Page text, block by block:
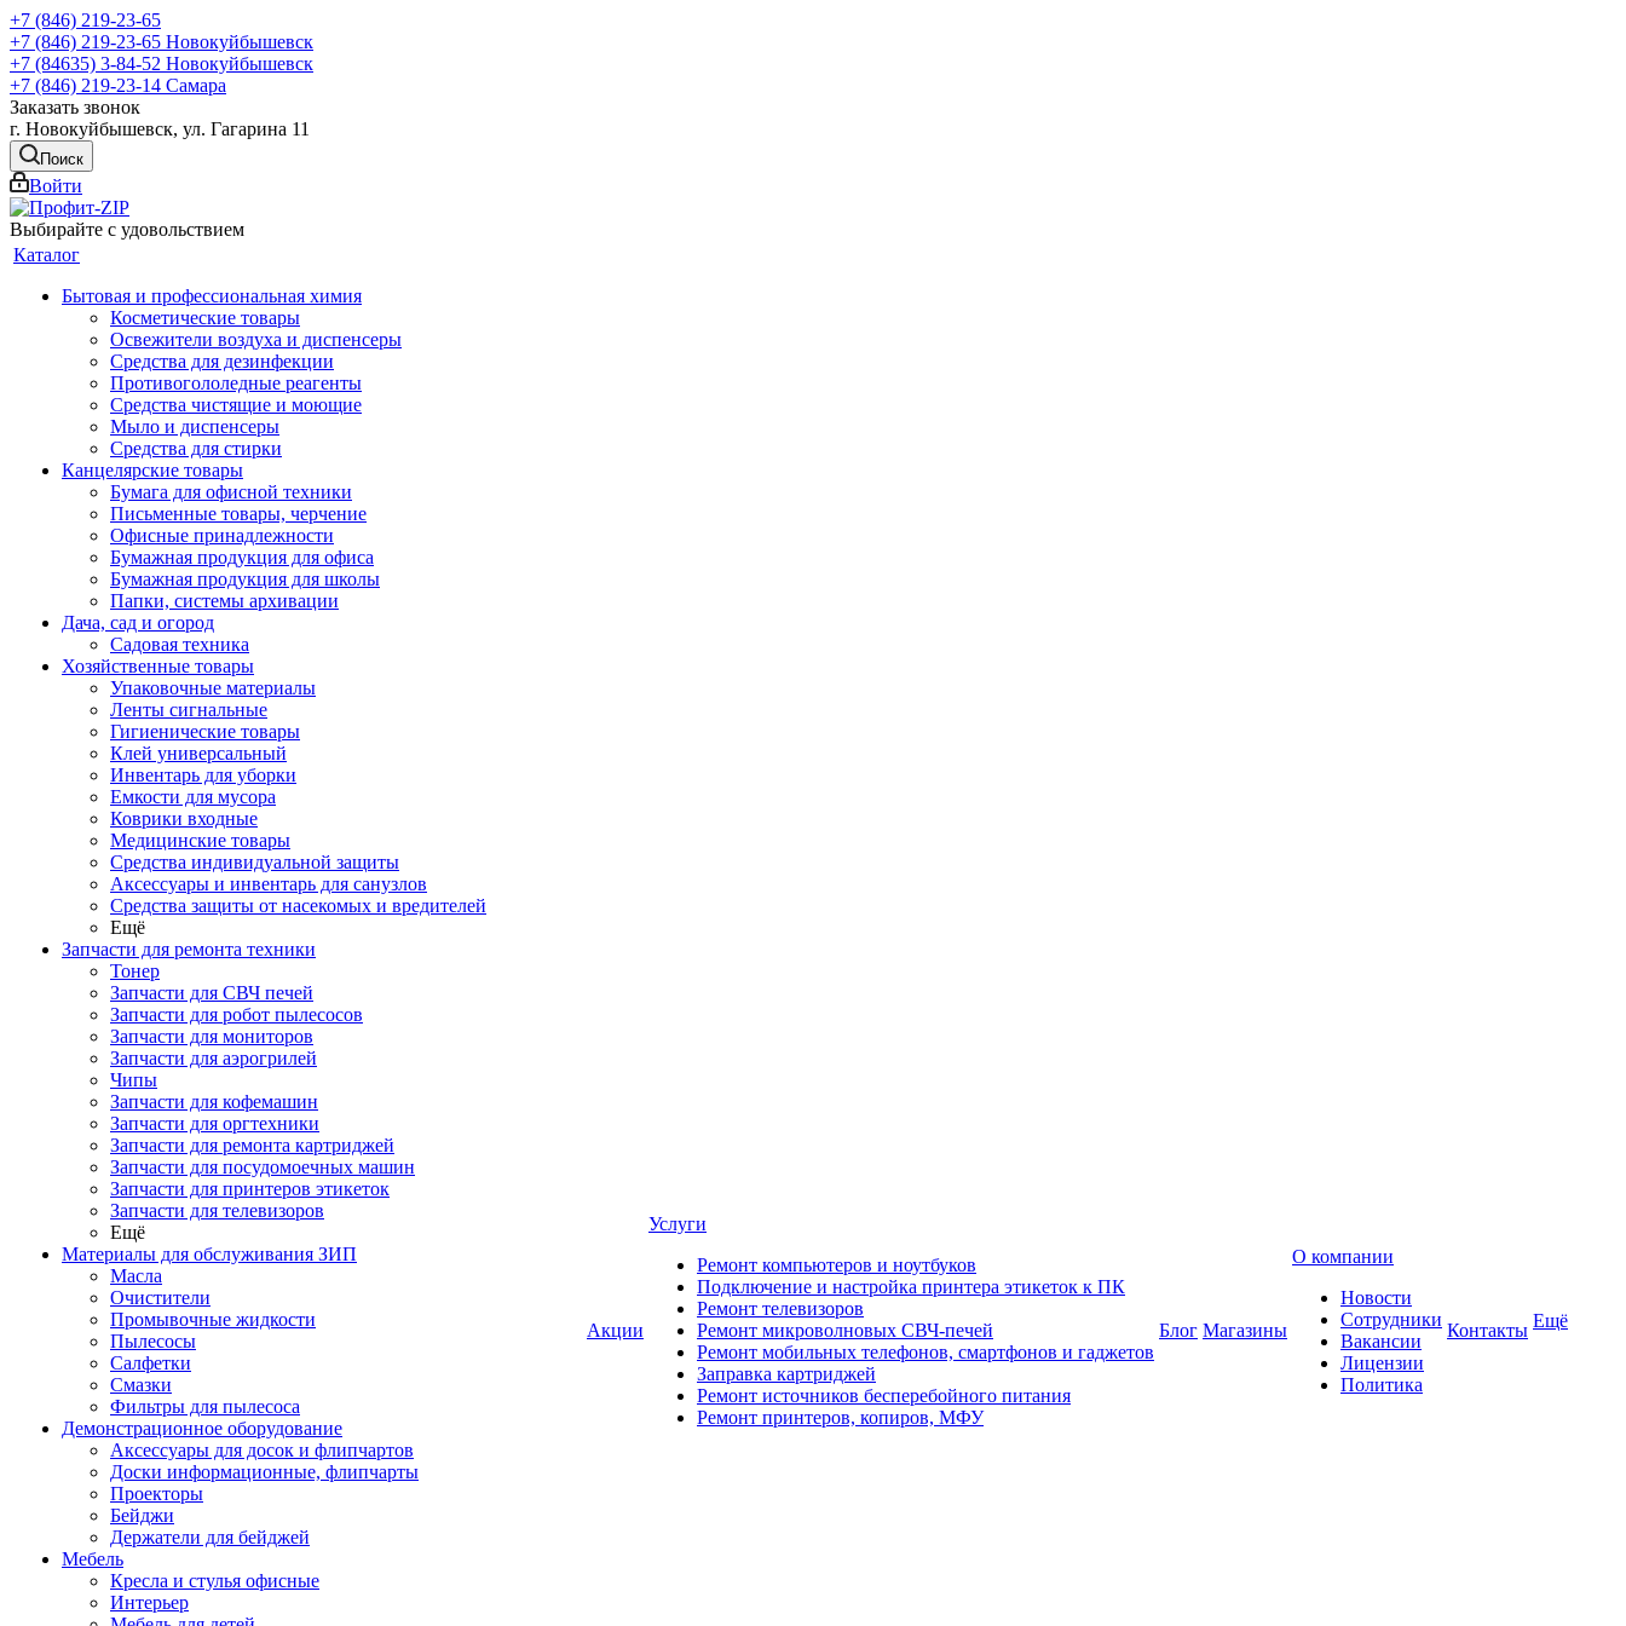
+7 (846) 219-23-65
+7 (846) 219-23-65 Новокуйбышевск
+7 (84635) 3-84-52 Новокуйбышевск
+7 (846) 219-23-14 Самара
Заказать звонок
г. Новокуйбышевск, ул. Гагарина 11
Поиск
Войти
Выбирайте с удовольствием
Каталог
Бытовая и профессиональная химия
Косметические товары
Освежители воздуха и диспенсеры
Средства для дезинфекции
Противогололедные реагенты
Средства чистящие и моющие
Мыло и диспенсеры
Средства для стирки
Канцелярские товары
Бумага для офисной техники
Письменные товары, черчение
Офисные принадлежности
Бумажная продукция для офиса
Бумажная продукция для школы
Папки, системы архивации
Дача, сад и огород
Садовая техника
Хозяйственные товары
Упаковочные материалы
Ленты сигнальные
Гигиенические товары
Клей универсальный
Инвентарь для уборки
Емкости для мусора
Коврики входные
Медицинские товары
Средства индивидуальной защиты
Аксессуары и инвентарь для санузлов
Средства защиты от насекомых и вредителей
Ещё
Запчасти для ремонта техники
Тонер
Запчасти для СВЧ печей
Запчасти для робот пылесосов
Запчасти для мониторов
Запчасти для аэрогрилей
Чипы
Запчасти для кофемашин
Запчасти для оргтехники
Запчасти для ремонта картриджей
Запчасти для посудомоечных машин
Запчасти для принтеров этикеток
Запчасти для телевизоров
Ещё
Материалы для обслуживания ЗИП
Масла
Очистители
Промывочные жидкости
Пылесосы
Салфетки
Смазки
Фильтры для пылесоса
Демонстрационное оборудование
Аксессуары для досок и флипчартов
Доски информационные, флипчарты
Проекторы
Бейджи
Держатели для бейджей
Мебель
Кресла и стулья офисные
Интерьер
Акции
Услуги
Ремонт компьютеров и ноутбуков
Подключение и настройка принтера этикеток к ПК
Ремонт телевизоров
Ремонт микроволновых СВЧ-печей
Ремонт мобильных телефонов, смартфонов и гаджетов
Заправка картриджей
Ремонт источников бесперебойного питания
Ремонт принтеров, копиров, МФУ
Блог Магазины
О компании
Новости
Сотрудники
Вакансии
Лицензии
Политика
Контакты Ещё